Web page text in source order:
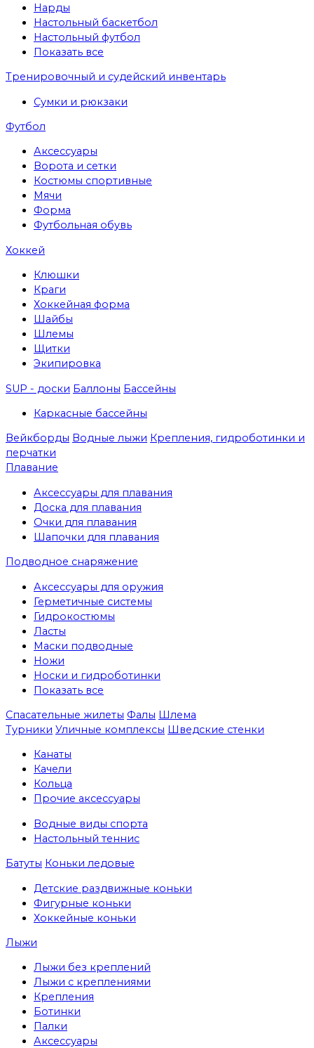
Нарды
Настольный баскетбол
Настольный футбол
Показать все
Тренировочный и судейский инвентарь
Сумки и рюкзаки
Футбол
Аксессуары
Ворота и сетки
Костюмы спортивные
Мячи
Форма
Футбольная обувь
Хоккей
Клюшки
Краги
Хоккейная форма
Шайбы
Шлемы
Щитки
Экипировка
SUP - доски Баллоны Бассейны
Каркасные бассейны
Вейкборды Водные лыжи Крепления, гидроботинки и
перчатки
Плавание
Аксессуары для плавания
Доска для плавания
Очки для плавания
Шапочки для плавания
Подводное снаряжение
Аксессуары для оружия
Герметичные системы
Гидрокостюмы
Ласты
Маски подводные
Ножи
Носки и гидроботинки
Показать все
Спасательные жилеты Фалы Шлема
Турники Уличные комплексы Шведские стенки
Канаты
Качели
Кольца
Прочие аксессуары
Водные виды спорта
Настольный теннис
Батуты Коньки ледовые
Детские раздвижные коньки
Фигурные коньки
Хоккейные коньки
Лыжи
Лыжи без креплений
Лыжи с креплениями
Крепления
Ботинки
Палки
Аксессуары